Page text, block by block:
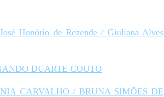
Honório de Rezende / Giuliana Alves
DUARTE COUTO
CARVALHO / BRUNA SIMÕES DE